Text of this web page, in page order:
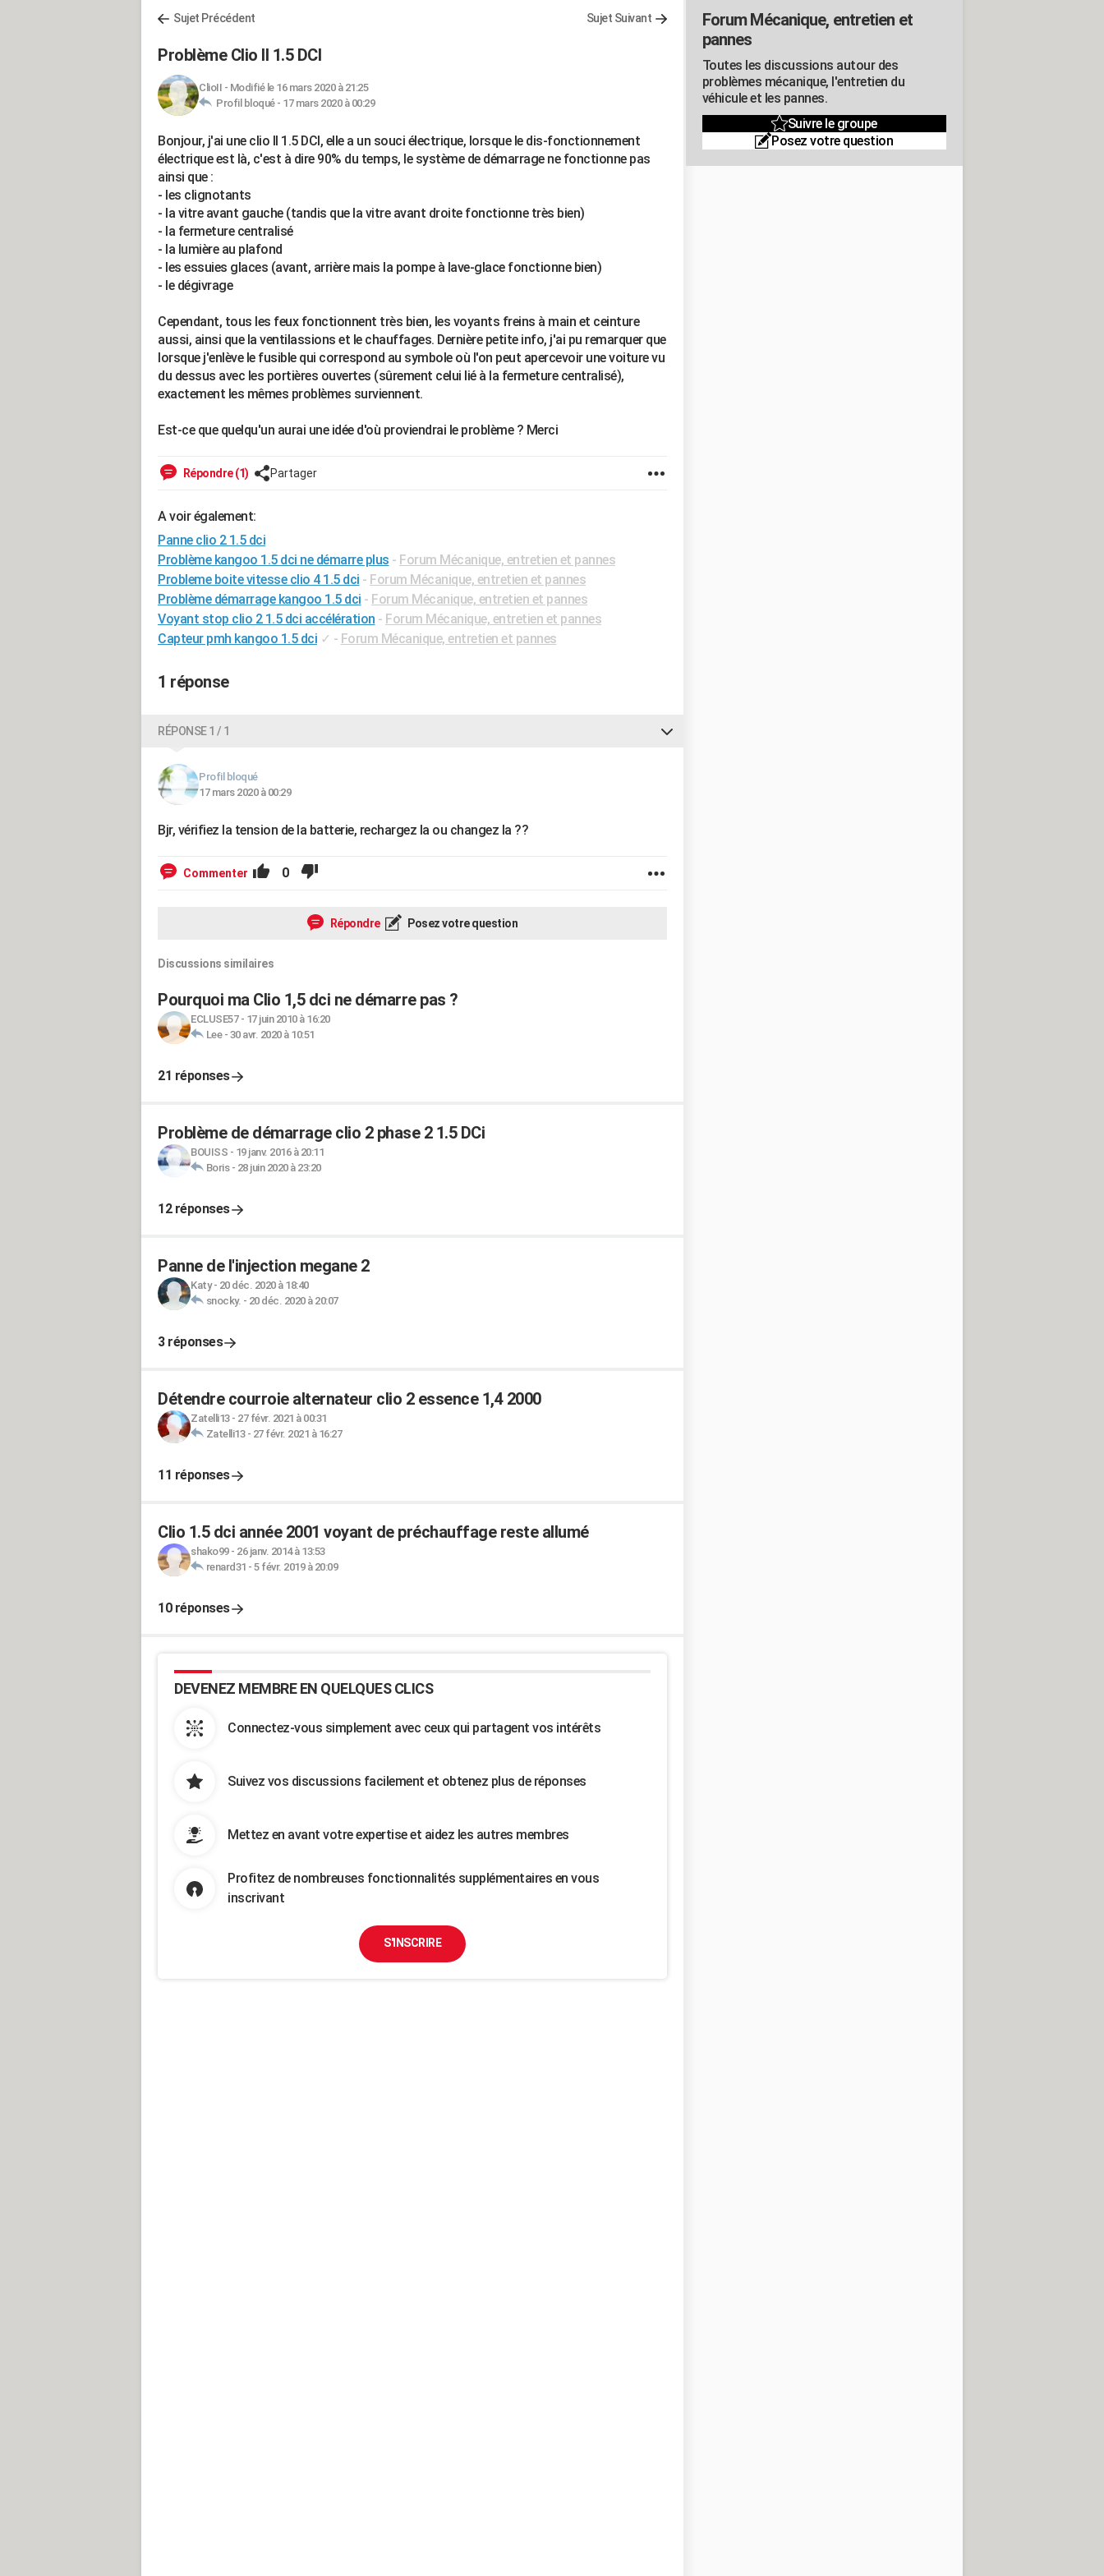
Sujet Précédent Sujet Suivant
Problème Clio II 1.5 DCI
ClioII - Modifié le 16 mars 2020 à 21:25
Profil bloqué - 17 mars 2020 à 00:29
Bonjour, j'ai une clio II 1.5 DCI, elle a un souci électrique, lorsque le dis-fonctionnement
électrique est là, c'est à dire 90% du temps, le système de démarrage ne fonctionne pas
ainsi que :
- les clignotants
- la vitre avant gauche (tandis que la vitre avant droite fonctionne très bien)
- la fermeture centralisé
- la lumière au plafond
- les essuies glaces (avant, arrière mais la pompe à lave-glace fonctionne bien)
- le dégivrage
Cependant, tous les feux fonctionnent très bien, les voyants freins à main et ceinture
aussi, ainsi que la ventilassions et le chauffages. Dernière petite info, j'ai pu remarquer que
lorsque j'enlève le fusible qui correspond au symbole où l'on peut apercevoir une voiture vu
du dessus avec les portières ouvertes (sûrement celui lié à la fermeture centralisé),
exactement les mêmes problèmes surviennent.
Est-ce que quelqu'un aurai une idée d'où proviendrai le problème ? Merci
Répondre (1) Partager
A voir également:
Panne clio 2 1.5 dci
Problème kangoo 1.5 dci ne démarre plus - Forum Mécanique, entretien et pannes
Probleme boite vitesse clio 4 1.5 dci - Forum Mécanique, entretien et pannes
Problème démarrage kangoo 1.5 dci - Forum Mécanique, entretien et pannes
Voyant stop clio 2 1.5 dci accélération - Forum Mécanique, entretien et pannes
Capteur pmh kangoo 1.5 dci ✓ - Forum Mécanique, entretien et pannes
1 réponse
RÉPONSE 1 / 1
Profil bloqué
17 mars 2020 à 00:29
Bjr, vérifiez la tension de la batterie, rechargez la ou changez la ??
Commenter 0
Répondre Posez votre question
Discussions similaires
Pourquoi ma Clio 1,5 dci ne démarre pas ?
ECLUSE57- 17 juin 2010 à 16:20
Lee- 30 avr. 2020 à 10:51
21 réponses
Problème de démarrage clio 2 phase 2 1.5 DCi
BOUISS - 19 janv. 2016 à 20:11
Boris- 28 juin 2020 à 23:20
12 réponses
Panne de l'injection megane 2
Katy- 20 déc. 2020 à 18:40
snocky. - 20 déc. 2020 à 20:07
3 réponses
Détendre courroie alternateur clio 2 essence 1,4 2000
Zatelli13- 27 févr. 2021 à 00:31
Zatelli13- 27 févr. 2021 à 16:27
11 réponses
Clio 1.5 dci année 2001 voyant de préchauffage reste allumé
shako99- 26 janv. 2014 à 13:53
renard31 - 5 févr. 2019 à 20:09
10 réponses
DEVENEZ MEMBRE EN QUELQUES CLICS
Connectez-vous simplement avec ceux qui partagent vos intérêts
Suivez vos discussions facilement et obtenez plus de réponses
Mettez en avant votre expertise et aidez les autres membres
Profitez de nombreuses fonctionnalités supplémentaires en vous
inscrivant
S'INSCRIRE
Forum Mécanique, entretien et
pannes
Toutes les discussions autour des
problèmes mécanique, l'entretien du
véhicule et les pannes.
Suivre le groupe
Posez votre question